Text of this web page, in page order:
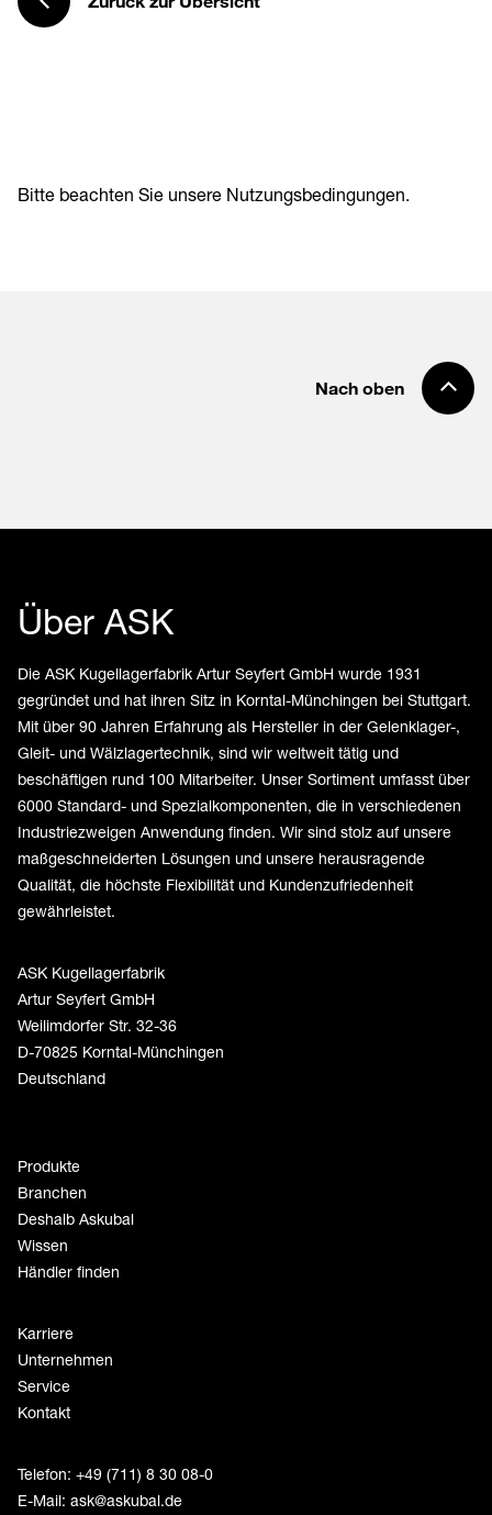
Bitte beachten Sie unsere Nutzungsbedingungen.
Nach oben
Über ASK
Die ASK Kugellagerfabrik Artur Seyfert GmbH wurde 1931
gegründet und hat ihren Sitz in Korntal-Münchingen bei Stuttgart.
Mit über 90 Jahren Erfahrung als Hersteller in der Gelenklager-,
Gleit- und Wälzlagertechnik, sind wir weltweit tätig und
beschäftigen rund 100 Mitarbeiter. Unser Sortiment umfasst über
6000 Standard- und Spezialkomponenten, die in verschiedenen
Industriezweigen Anwendung finden. Wir sind stolz auf unsere
maßgeschneiderten Lösungen und unsere herausragende
Qualität, die höchste Flexibilität und Kundenzufriedenheit
gewährleistet.
ASK Kugellagerfabrik
Artur Seyfert GmbH
Weilimdorfer Str. 32-36
D-70825 Korntal-Münchingen
Deutschland
Produkte
Branchen
Deshalb Askubal
Wissen
Händler finden
Karriere
Unternehmen
Service
Kontakt
Telefon: +49 (711) 8 30 08-0
E-Mail: ask@askubal.de